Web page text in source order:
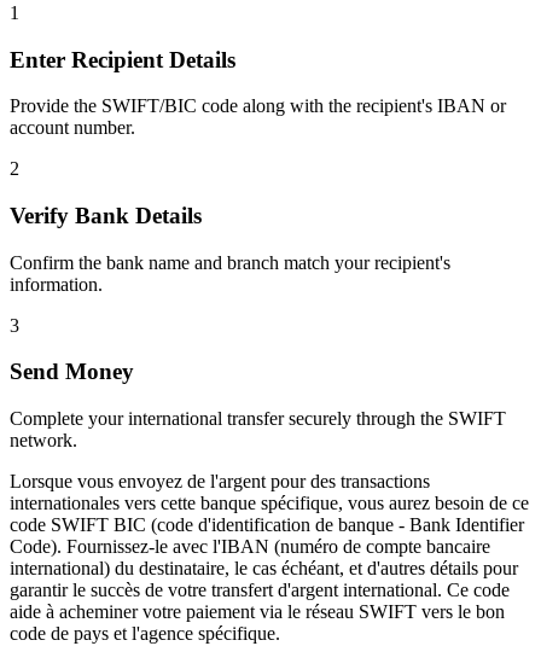
1
Enter Recipient Details
Provide the SWIFT/BIC code along with the recipient's IBAN or
account number.
2
Verify Bank Details
Confirm the bank name and branch match your recipient's
information.
3
Send Money
Complete your international transfer securely through the SWIFT
network.
Lorsque vous envoyez de l'argent pour des transactions
internationales vers cette banque spécifique, vous aurez besoin de ce
code SWIFT BIC (code d'identification de banque - Bank Identifier
Code). Fournissez-le avec l'IBAN (numéro de compte bancaire
international) du destinataire, le cas échéant, et d'autres détails pour
garantir le succès de votre transfert d'argent international. Ce code
aide à acheminer votre paiement via le réseau SWIFT vers le bon
code de pays et l'agence spécifique.